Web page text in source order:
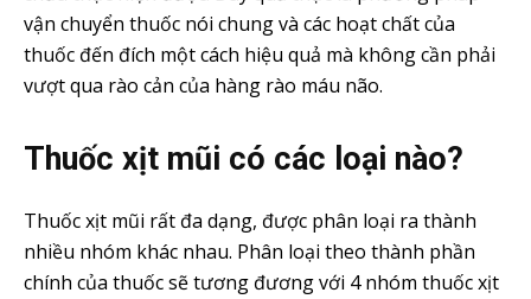
vận chuyển thuốc nói chung và các hoạt chất của
thuốc đến đích một cách hiệu quả mà không cần phải
vượt qua rào cản của hàng rào máu não.
Thuốc xịt mũi có các loại nào?
Thuốc xịt mũi rất đa dạng, được phân loại ra thành
nhiều nhóm khác nhau. Phân loại theo thành phần
chính của thuốc sẽ tương đương với 4 nhóm thuốc xịt